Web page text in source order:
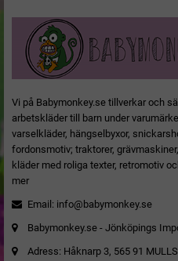
Vi på Babymonkey.se tillverkar och
arbetskläder till barn under
varselkläder, hängselbyxor,
fordonsmotiv; traktorer,
kläder med roliga texter, retromotiv
mer
Email: info@babymonkey.se
Babymonkey.se - Jönköpings
Adress: Håknarp 3, 565 91